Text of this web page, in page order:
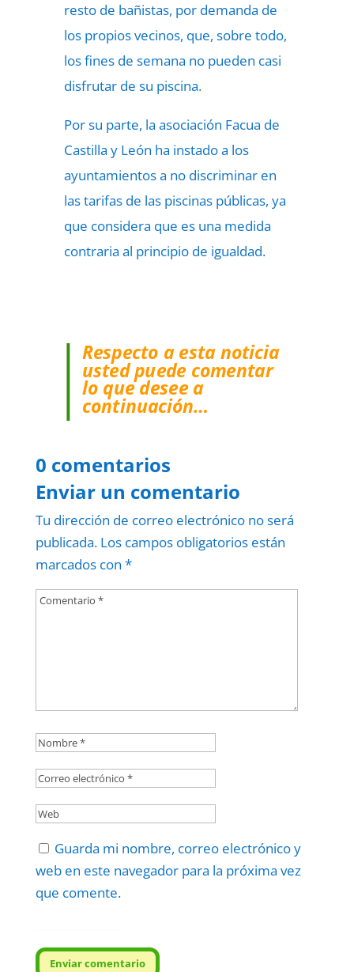
resto de bañistas, por demanda de
los propios vecinos, que, sobre todo,
los fines de semana no pueden casi
disfrutar de su piscina.
Por su parte, la asociación Facua de
Castilla y León ha instado a los
ayuntamientos a no discriminar en
las tarifas de las piscinas públicas, ya
que considera que es una medida
contraria al principio de igualdad.
Respecto a esta noticia
usted puede comentar
lo que desee a
continuación…
0 comentarios
Enviar un comentario
Tu dirección de correo electrónico no será
publicada. Los campos obligatorios están
marcados con *
Guarda mi nombre, correo electrónico y
web en este navegador para la próxima vez
que comente.
Enviar comentario